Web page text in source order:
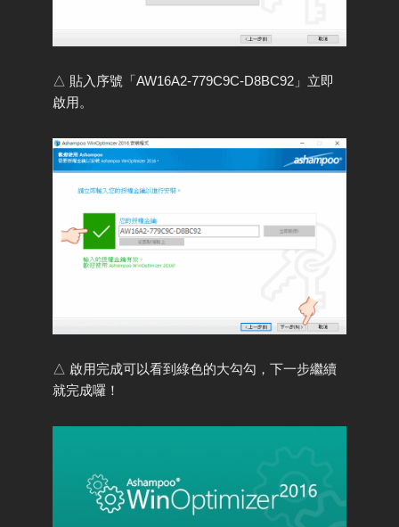
△ 貼入序號「AW16A2-779C9C-D8BC92」立即
啟用。
△ 啟用完成可以看到綠色的大勾勾，下一步繼續
就完成囉！